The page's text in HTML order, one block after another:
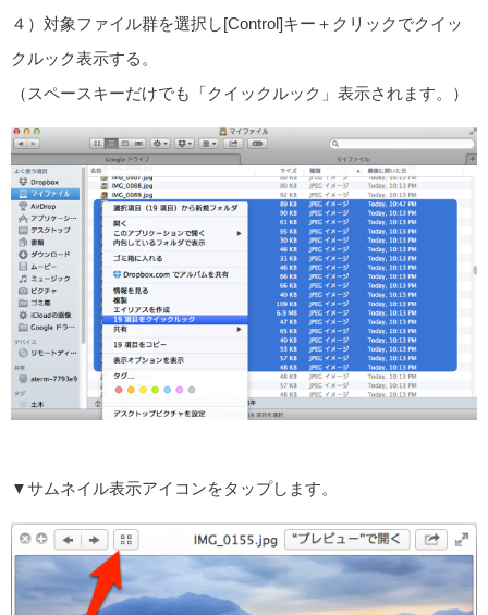
４）対象ファイル群を選択し[Control]キー＋クリックでクイッ
クルック表示する。
（スペースキーだけでも「クイックルック」表示されます。）
▼サムネイル表示アイコンをタップします。